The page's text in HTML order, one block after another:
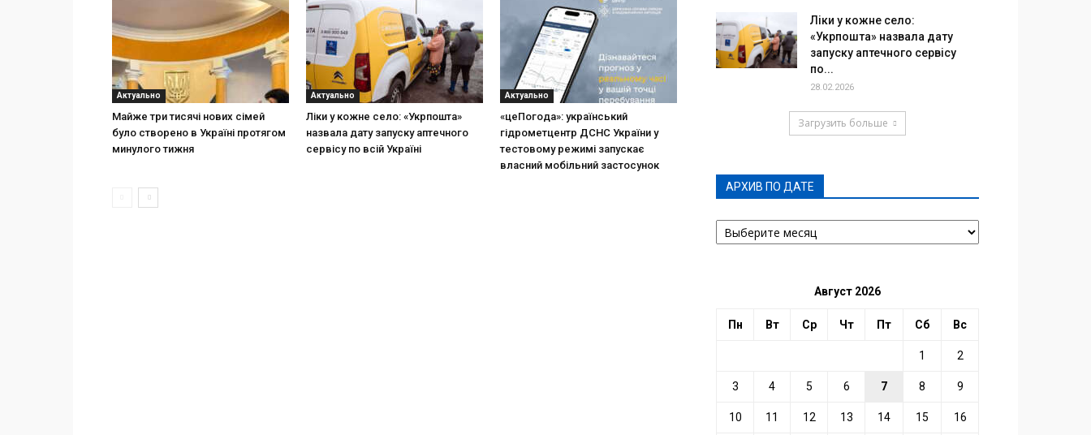
Актуально
Майже три тисячі нових сімей
було створено в Україні протягом
минулого тижня
Актуально
Ліки у кожне село: «Укрпошта»
назвала дату запуску аптечного
сервісу по всій Україні
Актуально
«цеПогода»: український
гідрометцентр ДСНС України у
тестовому режимі запускає
власний мобільний застосунок
Ліки у кожне село:
«Укрпошта» назвала дату
запуску аптечного сервісу
по...
28.02.2026
Загрузить больше
АРХИВ ПО ДАТЕ
АРХИВ
ПО
Август 2026
Пн Вт Ср Чт Пт Сб Вс
1 2
3 4 5 6 7 8 9
10 11 12 13 14 15 16